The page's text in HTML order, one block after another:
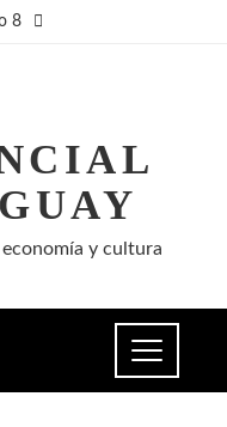
8
y cultura